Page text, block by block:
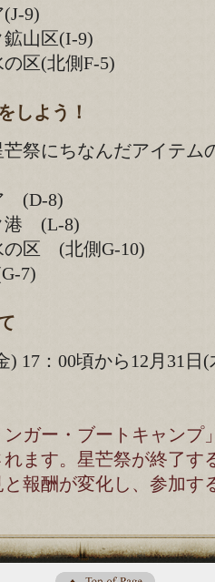
9)
山区(I-9)
区(北側F-5)
しよう！
祭にちなんだアイテム
(D-8)
港 (L-8)
区 (北側G-10)
7)
) 17：00頃から12月31日
ガー・ブートキャンプ
ます。星芒祭が終了す
報酬が変化し、参加す